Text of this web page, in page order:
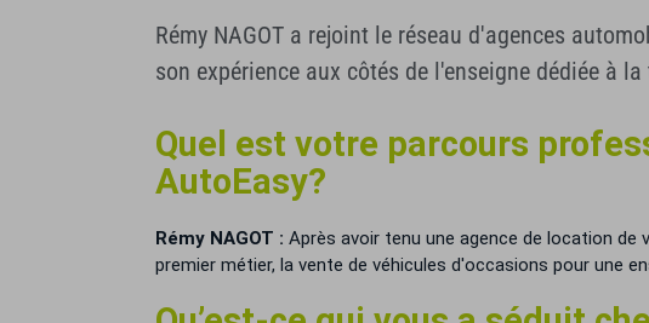
Rémy NAGOT a rejoint le réseau d'agences
son expérience aux côtés de l'enseigne dédiée à
Quel est votre parcours
AutoEasy?
Rémy NAGOT : Après avoir tenu une agence de location de
premier métier, la vente de véhicules d'occasions pour une